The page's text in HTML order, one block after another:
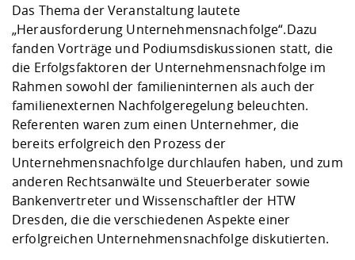
Fremdsprachen
Jobs, Praktika,
Arbeit
Das Thema der Veranstaltung lautete
„Herausforderung Unternehmensnachfolge“.Dazu
fanden Vorträge und Podiumsdiskussionen statt, die
die Erfolgsfaktoren der Unternehmensnachfolge im
Rahmen sowohl der familieninternen als auch der
familienexternen Nachfolgeregelung beleuchten.
Referenten waren zum einen Unternehmer, die
bereits erfolgreich den Prozess der
Unternehmensnachfolge durchlaufen haben, und zum
anderen Rechtsanwälte und Steuerberater sowie
Bankenvertreter und Wissenschaftler der HTW
Dresden, die die verschiedenen Aspekte einer
erfolgreichen Unternehmensnachfolge diskutierten.